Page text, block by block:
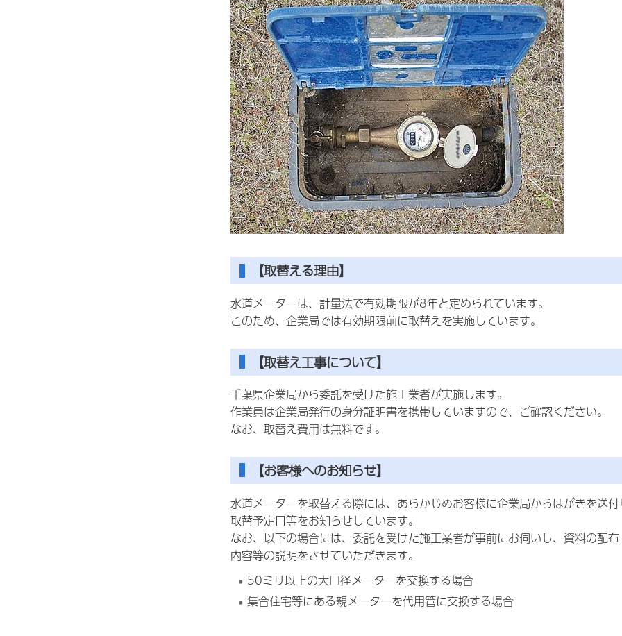
【取替える理由】
水道メーターは、計量法で有効期限が8年と定められています。
このため、企業局では有効期限前に取替えを実施しています。
【取替え工事について】
千葉県企業局から委託を受けた施工業者が実施します。
作業員は企業局発行の身分証明書を携帯していますので、ご確認ください。
なお、取替え費用は無料です。
【お客様へのお知らせ】
水道メーターを取替える際には、あらかじめお客様に企業局からはがきを送付
取替予定日等をお知らせしています。
なお、以下の場合には、委託を受けた施工業者が事前にお伺いし、資料の配布
内容等の説明をさせていただきます。
50ミリ以上の大口径メーターを交換する場合
集合住宅等にある親メーターを代用管に交換する場合